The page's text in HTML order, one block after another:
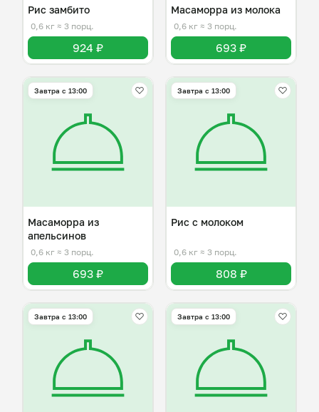
Рис замбито
0,6 кг ≈ 3 порц.
924 ₽
Масаморра из молока
0,6 кг ≈ 3 порц.
693 ₽
Завтра c 13:00
Масаморра из
апельсинов
0,6 кг ≈ 3 порц.
693 ₽
Завтра c 13:00
Рис с молоком
0,6 кг ≈ 3 порц.
808 ₽
Завтра c 13:00 Завтра c 13:00